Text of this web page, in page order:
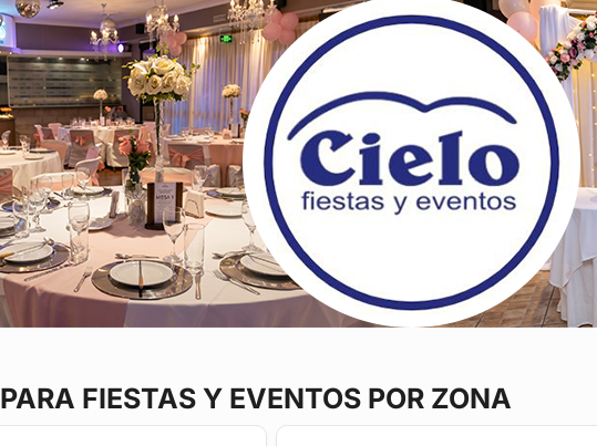
PARA FIESTAS Y EVENTOS POR ZONA